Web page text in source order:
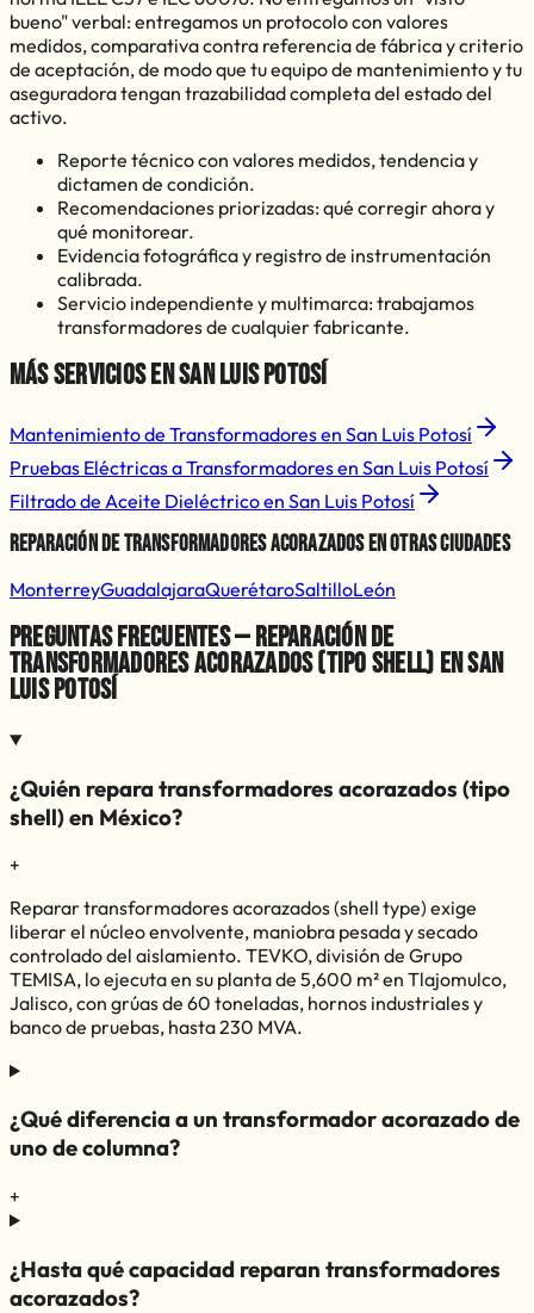
bueno" verbal: entregamos un protocolo con valores
medidos, comparativa contra referencia de fábrica y criterio
de aceptación, de modo que tu equipo de mantenimiento y tu
aseguradora tengan trazabilidad completa del estado del
activo.
Reporte técnico con valores medidos, tendencia y
dictamen de condición.
Recomendaciones priorizadas: qué corregir ahora y
qué monitorear.
Evidencia fotográfica y registro de instrumentación
calibrada.
Servicio independiente y multimarca: trabajamos
transformadores de cualquier fabricante.
Más servicios enSan Luis Potosí
Mantenimiento de Transformadoresen San Luis Potosí
Pruebas Eléctricas a Transformadoresen San Luis Potosí
Filtrado de Aceite Dieléctricoen San Luis Potosí
Reparación de Transformadores Acorazadosen otras ciudades
MonterreyGuadalajaraQuerétaroSaltilloLeón
Preguntas frecuentes — Reparación de
transformadores acorazados (tipo shell) en San
Luis Potosí
¿Quién repara transformadores acorazados (tipo
shell) en México?
+
Reparar transformadores acorazados (shell type) exige
liberar el núcleo envolvente, maniobra pesada y secado
controlado del aislamiento. TEVKO, división de Grupo
TEMISA, lo ejecuta en su planta de 5,600 m² en Tlajomulco,
Jalisco, con grúas de 60 toneladas, hornos industriales y
banco de pruebas, hasta 230 MVA.
¿Qué diferencia a un transformador acorazado de
uno de columna?
+
¿Hasta qué capacidad reparan transformadores
acorazados?